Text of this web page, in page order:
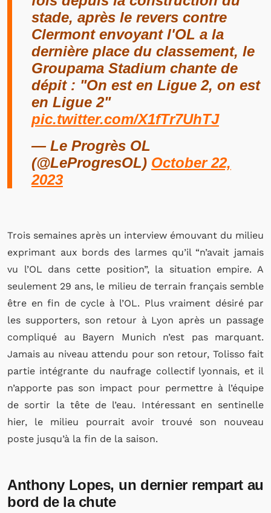
stade, après le revers contre
Clermont envoyant l'OL a la
dernière place du classement, le
Groupama Stadium chante de
dépit : "On est en Ligue 2, on est
en Ligue 2"
pic.twitter.com/X1fTr7UhTJ
— Le Progrès OL
(@LeProgresOL) October 22,
2023
Trois semaines après un interview émouvant du milieu
exprimant aux bords des larmes qu’il “n’avait jamais
vu l’OL dans cette position”, la situation empire. A
seulement 29 ans, le milieu de terrain français semble
être en fin de cycle à l’OL. Plus vraiment désiré par
les supporters, son retour à Lyon après un passage
compliqué au Bayern Munich n’est pas marquant.
Jamais au niveau attendu pour son retour, Tolisso fait
partie intégrante du naufrage collectif lyonnais, et il
n’apporte pas son impact pour permettre à l’équipe
de sortir la tête de l’eau. Intéressant en sentinelle
hier, le milieu pourrait avoir trouvé son nouveau
poste jusqu’à la fin de la saison.
Anthony Lopes, un dernier rempart au
bord de la chute